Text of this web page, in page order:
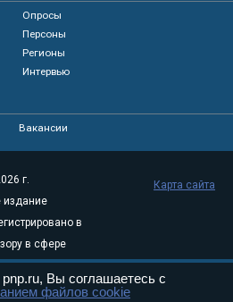
Опросы
Персоны
Регионы
Интервью
Вакансии
г.
издание
в
в сфере
и
05
Карта сайта
Вы соглашаетесь с
файлов cookie